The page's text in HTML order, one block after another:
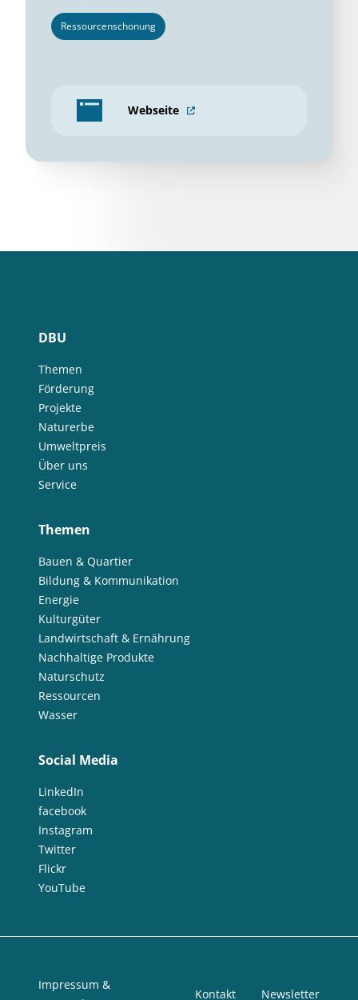
Ressourcenschonung
Webseite
DBU
Themen
Förderung
Projekte
Naturerbe
Umweltpreis
Über uns
Service
Themen
Bauen & Quartier
Bildung & Kommunikation
Energie
Kulturgüter
Landwirtschaft & Ernährung
Nachhaltige Produkte
Naturschutz
Ressourcen
Wasser
Social Media
LinkedIn
facebook
Instagram
Twitter
Flickr
YouTube
Impressum &
Kontakt Newsletter